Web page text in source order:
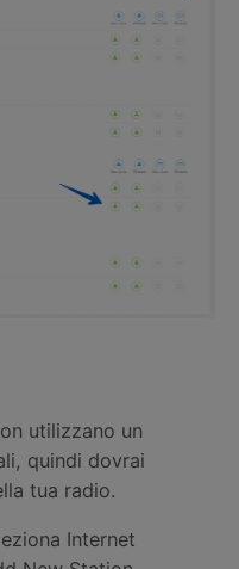
utilizzano un
quindi dovrai
tua radio.
Internet